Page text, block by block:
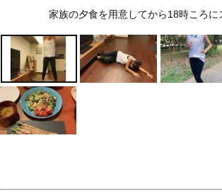
家族の夕食を用意してから18時ころに